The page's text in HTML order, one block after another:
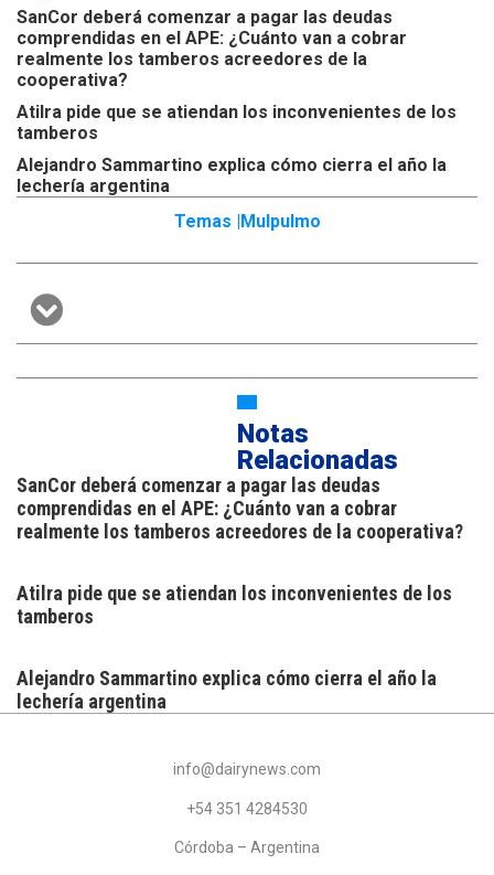
SanCor deberá comenzar a pagar las deudas
comprendidas en el APE: ¿Cuánto van a cobrar
realmente los tamberos acreedores de la
cooperativa?
Atilra pide que se atiendan los inconvenientes de los
tamberos
Alejandro Sammartino explica cómo cierra el año la
lechería argentina
Temas |
Mulpulmo
Notas
Relacionadas
SanCor deberá comenzar a pagar las deudas
comprendidas en el APE: ¿Cuánto van a cobrar
realmente los tamberos acreedores de la cooperativa?
Atilra pide que se atiendan los inconvenientes de los
tamberos
Alejandro Sammartino explica cómo cierra el año la
lechería argentina
info@dairynews.com
+54 351 4284530
Córdoba – Argentina